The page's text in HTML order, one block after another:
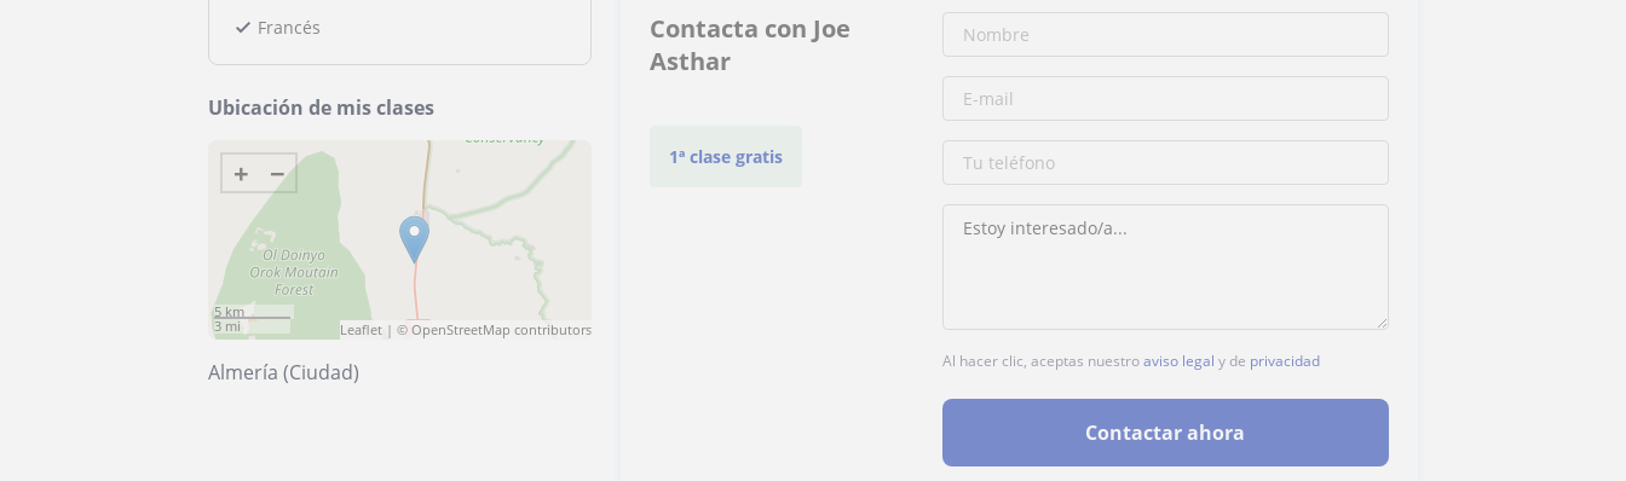
Francés
Ubicación de mis clases
+ −
5 km
3 mi
Leaflet | ©OpenStreetMap contributors
Almería (Ciudad)
Contacta con Joe
Asthar
1ª clase gratis
Al hacer clic, aceptas nuestroaviso legal y de privacidad
Contactar ahora